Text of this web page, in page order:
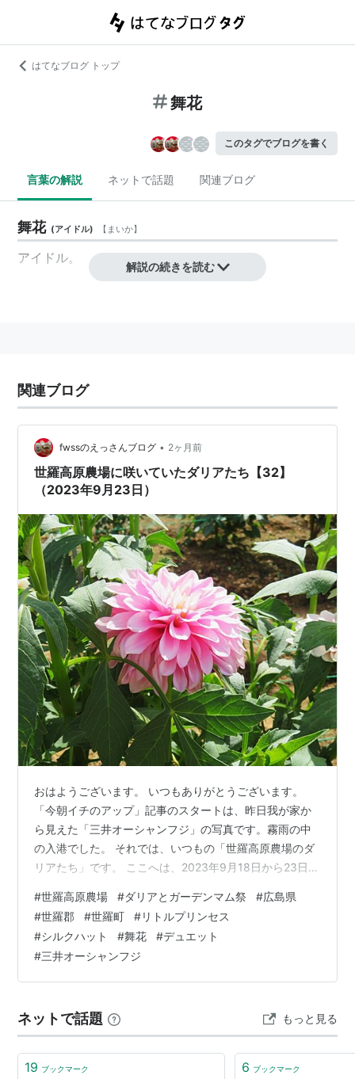
はてなブログ トップ
舞花
このタグでブログを書く
言葉の解説 ネットで話題 関連ブログ
舞花 (アイドル) 【 まいか】
アイドル。
解説の続きを読む
関連ブログ
fwssのえっさんブログ • 2ヶ月前
世羅高原農場に咲いていたダリアたち【32】
（2023年9月23日）
おはようございます。 いつもありがとうございます。
「今朝イチのアップ」記事のスタートは、昨日我が家か
ら見えた「三井オーシャンフジ」の写真です。霧雨の中
の入港でした。 それでは、いつもの「世羅高原農場のダ
リアたち」です。 ここへは、2023年9月18日から23日に
の「世羅高原農場」は、広島県世羅郡の世羅町にありま
す。訪れた当時は、「ダリアとガーデンマム祭」の開催
期間中でした。 咲いていた「ダリア」を中心に、アップ
しています。今回で、32回目の掲載になります。 ランキ
ング参加中花のある風景 ランキング参加中写真・カメラ
#世羅高原農場 #ダリアとガーデンマム祭 #広島県
#世羅郡 #世羅町 #リトルプリンセス
#シルクハット #舞花 #デュエット
#三井オーシャンフジ
ネットで話題 もっと見る
19 ブックマーク 6 ブックマーク